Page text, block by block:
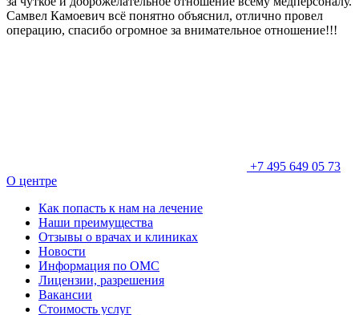
Самвел Камоевич всё понятно объяснил, отлично провел
операцию, спасибо огромное за внимательное отношение!!!
+7 495 649 05 73
О центре
Как попасть к нам на лечение
Наши преимущества
Отзывы о врачах и клиниках
Новости
Информация по ОМС
Лицензии, разрешения
Вакансии
Стоимость услуг